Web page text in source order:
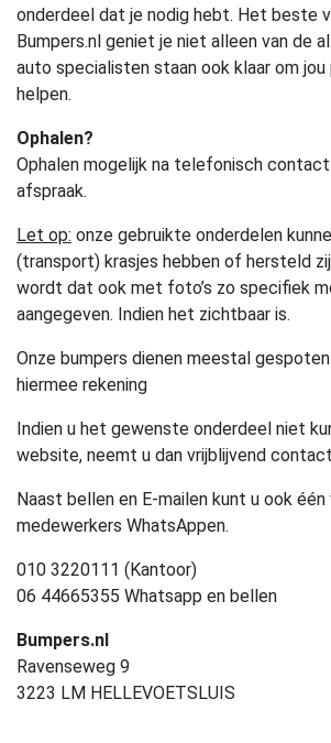
onderdeel dat je nodig hebt. Het beste
Bumpers.nl geniet je niet alleen van de
auto specialisten staan ook klaar om
helpen.
Ophalen?
Ophalen mogelijk na telefonisch
afspraak.
Let op: onze gebruikte onderdelen
(transport) krasjes hebben of hersteld
wordt dat ook met foto’s zo specifiek
aangegeven. Indien het zichtbaar is.
Onze bumpers dienen meestal
hiermee rekening
Indien u het gewenste onderdeel niet
website, neemt u dan vrijblijvend
Naast bellen en E-mailen kunt u ook één
medewerkers WhatsAppen.
010 3220111 (Kantoor)
06 44665355 Whatsapp en bellen
Bumpers.nl
Ravenseweg 9
3223 LM HELLEVOETSLUIS